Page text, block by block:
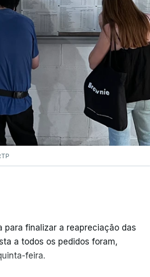
para finalizar a reapreciação das
a todos os pedidos foram,
feira.